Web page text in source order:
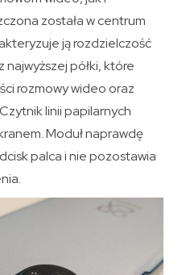
została w centrum
ją rozdzielczość
najwyższej półki, które
rozmowy wideo oraz
linii papilarnych
Moduł naprawdę
palca i nie pozostawia